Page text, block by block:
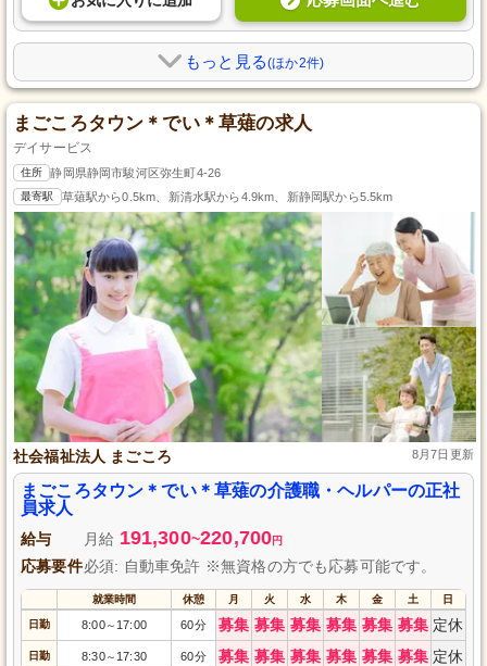
もっと見る(ほか2件)
まごころタウン＊でい＊草薙の求人
デイサービス
住所 静岡県静岡市駿河区弥生町4-26
最寄駅 草薙駅から0.5km、新清水駅から4.9km、新静岡駅から5.5km
社会福祉法人 まごころ 8月7日更新
まごころタウン＊でい＊草薙の介護職・ヘルパーの正社
員求人
給与 月給 191,300~220,700円
応募要件必須: 自動車免許 ※無資格の方でも応募可能です。
就業時間 休憩 月 火 水 木 金 土 日
日勤 8:00～ 17:00 60分 募集 募集 募集 募集 募集 募集 定休
日勤 8:30～ 17:30 60分 募集 募集 募集 募集 募集 募集 定休